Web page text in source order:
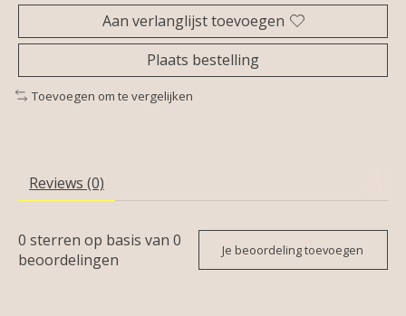
Aan verlanglijst toevoegen
Plaats bestelling
Toevoegen om te vergelijken
Reviews (0)
0 sterren op basis van 0
beoordelingen
Je beoordeling toevoegen